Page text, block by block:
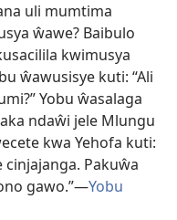
uli mumtima
ŵawe? Baibulo
kwimusya
ŵawusisye kuti: “Ali
Yobu ŵasalaga
ndaŵi jele Mlungu
kwa Yehofa kuti:
cinjajanga. Pakuŵa
gawo.”—Yobu